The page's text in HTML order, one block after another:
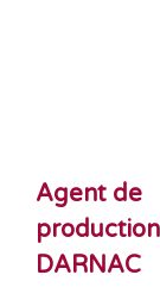
Agent de
DARNAC